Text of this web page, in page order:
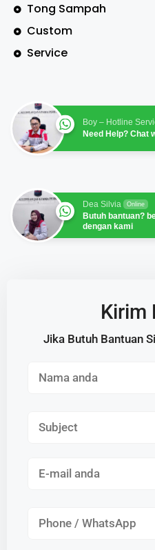
Tong Sampah
Custom
Service
Boy – Hotline
Need Help? Chat
Dea Silvia Online
Butuh bantuan?
dengan kami
Kirim
Jika Butuh Bantuan